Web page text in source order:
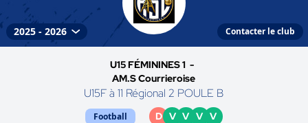
Contacter le club
U15 FÉMININES 1 -
AM.S Courrieroise
U15F à 11 Régional 2 POULE B
Football D V V V V